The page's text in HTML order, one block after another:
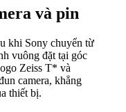
và pin
khi Sony chuyển từ
vuông đặt tại góc
Zeiss T* và
camera, khẳng
thiết bị.